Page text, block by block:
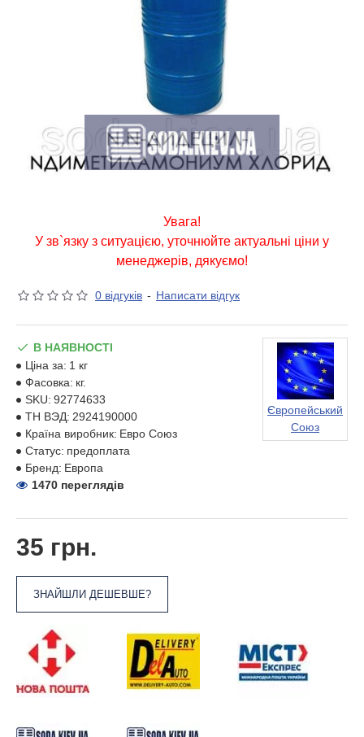
Увага!
У зв`язку з ситуацією, уточнюйте актуальні ціни у
менеджерів, дякуємо!
0 відгуків - Написати відгук
35 грн.
ЗНАЙШЛИ ДЕШЕВШЕ?
В НАЯВНОСТІ
Ціна за: 1 кг
Фасовка: кг.
SKU: 92774633
ТН ВЭД: 2924190000
Країна виробник: Евро Союз
Статус: предоплата
Бренд: Европа
Європейський
Союз
1470 переглядів